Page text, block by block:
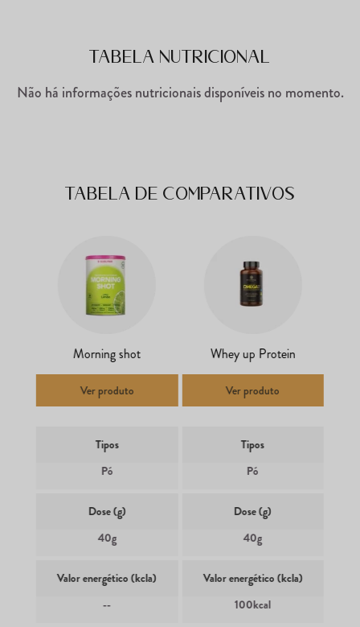
Tabela Nutricional
Não há informações nutricionais disponíveis no momento.
Tabela de comparativos
Morning shot
Ver produto
Tipos
Pó
Dose (g)
40g
Valor energético (kcla)
--
Whey up Protein
Ver produto
Tipos
Pó
Dose (g)
40g
Valor energético (kcla)
100kcal